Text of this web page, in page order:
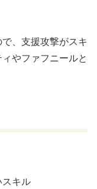
、支援攻撃がスキ
やファフニールと
キル